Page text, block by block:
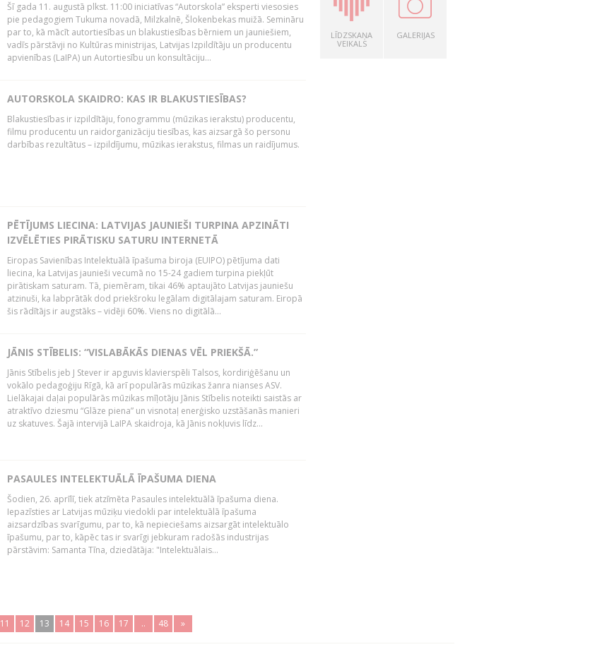
Šī gada 11. augustā plkst. 11:00 iniciatīvas “Autorskola” eksperti viesosies
pie pedagogiem Tukuma novadā, Milzkalnē, Šlokenbekas muižā. Semināru
par to, kā mācīt autortiesības un blakustiesības bērniem un jauniešiem,
vadīs pārstāvji no Kultūras ministrijas, Latvijas Izpildītāju un producentu
apvienības (LaIPA) un Autortiesību un konsultāciju...
AUTORSKOLA SKAIDRO: KAS IR BLAKUSTIESĪBAS?
Blakustiesības ir izpildītāju, fonogrammu (mūzikas ierakstu) producentu,
filmu producentu un raidorganizāciju tiesības, kas aizsargā šo personu
darbības rezultātus – izpildījumu, mūzikas ierakstus, filmas un raidījumus.
PĒTĪJUMS LIECINA: LATVIJAS JAUNIEŠI TURPINA APZINĀTI
IZVĒLĒTIES PIRĀTISKU SATURU INTERNETĀ
Eiropas Savienības Intelektuālā īpašuma biroja (EUIPO) pētījuma dati
liecina, ka Latvijas jaunieši vecumā no 15-24 gadiem turpina piekļūt
pirātiskam saturam. Tā, piemēram, tikai 46% aptaujāto Latvijas jauniešu
atzinuši, ka labprātāk dod priekšroku legālam digitālajam saturam. Eiropā
šis rādītājs ir augstāks – vidēji 60%. Viens no digitālā...
JĀNIS STĪBELIS: “VISLABĀKĀS DIENAS VĒL PRIEKŠĀ.”
Jānis Stībelis jeb J Stever ir apguvis klavierspēli Talsos, kordiriģēšanu un
vokālo pedagoģiju Rīgā, kā arī populārās mūzikas žanra nianses ASV.
Lielākajai daļai populārās mūzikas mīļotāju Jānis Stībelis noteikti saistās ar
atraktīvo dziesmu “Glāze piena” un visnotaļ enerģisko uzstāšanās manieri
uz skatuves. Šajā intervijā LaIPA skaidroja, kā Jānis nokļuvis līdz...
PASAULES INTELEKTUĀLĀ ĪPAŠUMA DIENA
Šodien, 26. aprīlī, tiek atzīmēta Pasaules intelektuālā īpašuma diena.
Iepazīsties ar Latvijas mūziķu viedokli par intelektuālā īpašuma
aizsardzības svarīgumu, par to, kā nepieciešams aizsargāt intelektuālo
īpašumu, par to, kāpēc tas ir svarīgi jebkuram radošās industrijas
pārstāvim: Samanta Tīna, dziedātāja: "Intelektuālais...
11 12 13 14 15 16 17 .. 48 »
LĪDZSKAŅA
VEIKALS
GALERIJAS